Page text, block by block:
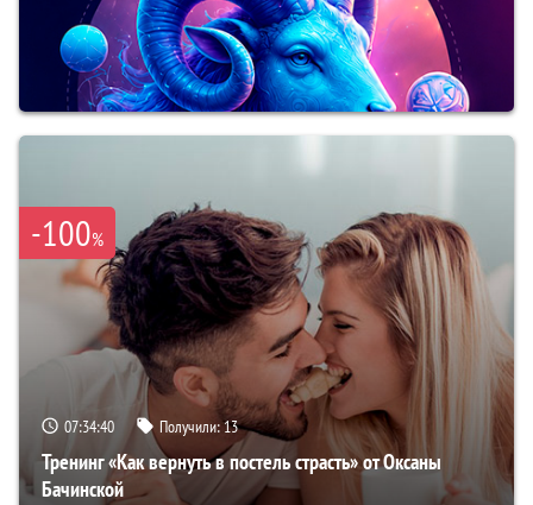
-100%
07:34:39 Получили:13
Тренинг «Как вернуть в постель страсть» от Оксаны
Бачинской